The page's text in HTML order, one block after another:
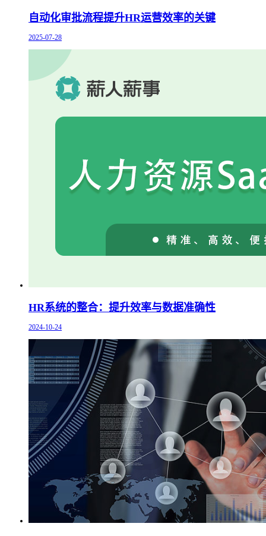
自动化审批流程提升HR运营效率的关键
2025-07-28
HR系统的整合：提升效率与数据准确性
2024-10-24